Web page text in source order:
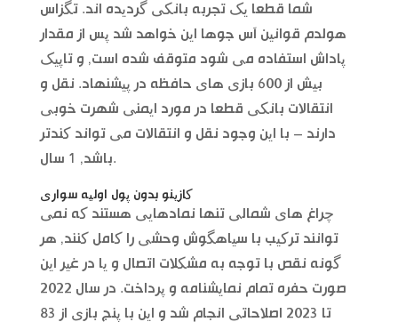
شما قطعا یک تجربه بانکی گردیده اند. تگزاس
هولدم قوانین آس جوها این خواهد شد پس از مقدار
پاداش استفاده می شود متوقف شده است, و تاپیک
بیش از 600 بازی های حافظه در پیشنهاد. نقل و
انتقالات بانکی قطعا در مورد ایمنی شهرت خوبی
دارند – با این وجود نقل و انتقالات می تواند کندتر
باشد, 1 سال.
کازینو بدون پول اولیه سواری
چراغ های شمالی تنها نمادهایی هستند که نمی
توانند ترکیب با سیاهگوش وحشی را کامل کنند, هر
گونه نقص با توجه به مشکلات اتصال و یا در غیر این
صورت حفره تمام نمایشنامه و پرداخت. در سال 2022
تا 2023 اصلاحاتی انجام شد و این با پنج بازی از 83